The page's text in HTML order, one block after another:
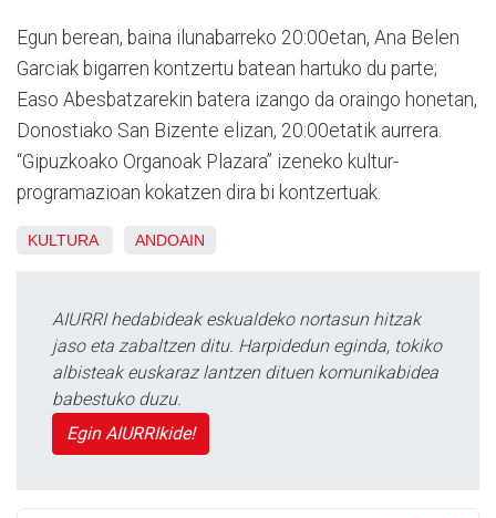
Egun berean, baina ilunabarreko 20:00etan, Ana Belen
Garciak bigarren kontzertu batean hartuko du parte;
Easo Abesbatzarekin batera izango da oraingo honetan,
Donostiako San Bizente elizan, 20:00etatik aurrera.
“Gipuzkoako Organoak Plazara” izeneko kultur-
programazioan kokatzen dira bi kontzertuak.
KULTURA ANDOAIN
AIURRI hedabideak eskualdeko nortasun hitzak
jaso eta zabaltzen ditu. Harpidedun eginda, tokiko
albisteak euskaraz lantzen dituen komunikabidea
babestuko duzu.
Egin AIURRIkide!